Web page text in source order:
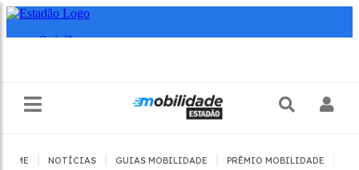
HOME NOTÍCIAS GUIAS MOBILIDADE PRÊMIO MOBILIDADE